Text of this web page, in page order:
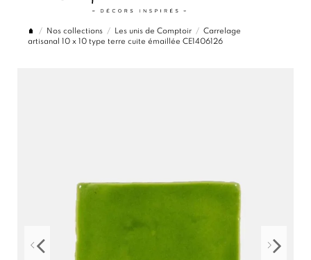
Nos collections Les unis de Comptoir
Carrelage
artisanal 10 x 10 type terre cuite émaillée CE1406126